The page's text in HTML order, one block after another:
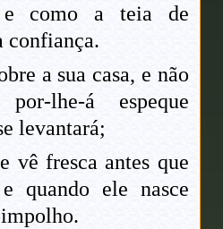
e como a teia de
confiança.
a sua casa, e não
por-lhe-á espeque
levantará;
vê fresca antes que
quando ele nasce